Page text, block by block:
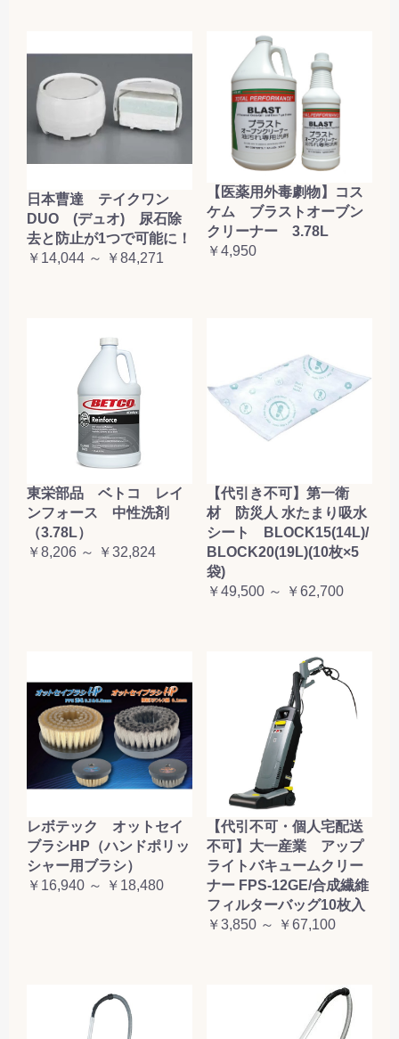
日本曹達 テイクワン
DUO (デュオ) 尿石除
去と防止が1つで可能に！
￥14,044 ～ ￥84,271
【医薬用外毒劇物】コス
ケム ブラストオーブン
クリーナー 3.78L
￥4,950
東栄部品 ベトコ レイ
ンフォース 中性洗剤
（3.78L）
￥8,206 ～ ￥32,824
【代引き不可】第一衛
材 防災人 水たまり吸水
シート BLOCK15(14L)/
BLOCK20(19L)(10枚×5
袋)
￥49,500 ～ ￥62,700
レボテック オットセイ
ブラシHP（ハンドポリッ
シャー用ブラシ）
￥16,940 ～ ￥18,480
【代引不可・個人宅配送
不可】大一産業 アップ
ライトバキュームクリー
ナー FPS-12GE/合成繊維
フィルターバッグ10枚入
￥3,850 ～ ￥67,100